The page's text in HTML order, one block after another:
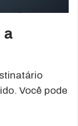
a
Você pode